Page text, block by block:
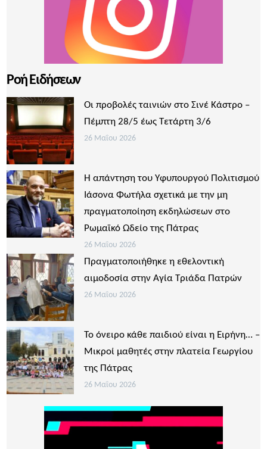
Ροή Ειδήσεων
Οι προβολές ταινιών στο Σινέ Κάστρο –
Πέμπτη 28/5 έως Τετάρτη 3/6
26 Μαΐου 2026
Η απάντηση του Υφυπουργού Πολιτισμού
Ιάσονα Φωτήλα σχετικά με την μη
πραγματοποίηση εκδηλώσεων στο
Ρωμαϊκό Ωδείο της Πάτρας
26 Μαΐου 2026
Πραγματοποιήθηκε η εθελοντική
αιμοδοσία στην Αγία Τριάδα Πατρών
26 Μαΐου 2026
Το όνειρο κάθε παιδιού είναι η Ειρήνη… –
Μικροί μαθητές στην πλατεία Γεωργίου
της Πάτρας
26 Μαΐου 2026